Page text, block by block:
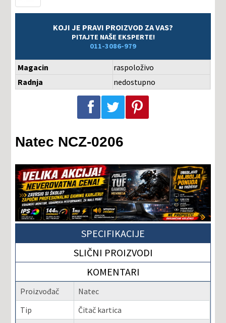
KOJI JE PRAVI PROIZVOD ZA VAS?
PITAJTE NAŠE EKSPERTE!
011-3086-979
Magacin
raspoloživo
Radnja
nedostupno
Podeli na Facebook-u Podeli na Twitter-u Podeli na Pinterest-u
Natec NCZ-0206
SPECIFIKACIJE
SLIČNI PROIZVODI
KOMENTARI
Proizvođač
Natec
Tip
Čitač kartica